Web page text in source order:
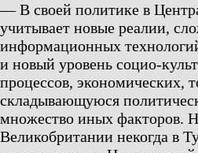
— В своей политике в
учитывает новые реалии,
информационных
и новый уровень социо-
процессов, экономических,
складывающуюся
множество иных факторов.
Великобритании некогда в